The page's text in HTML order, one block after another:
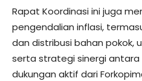
Rapat Koordinasi ini juga
pengendalian inflasi,
dan distribusi bahan pokok,
serta strategi sinergi
dukungan aktif dari